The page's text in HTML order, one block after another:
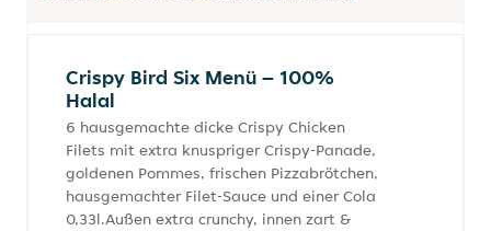
Crispy Bird Six Menü – 100%
Halal
6 hausgemachte dicke Crispy Chicken
Filets mit extra knuspriger Crispy-Panade,
goldenen Pommes, frischen Pizzabrötchen,
hausgemachter Filet-Sauce und einer Cola
0,33l.Außen extra crunchy, innen zart &